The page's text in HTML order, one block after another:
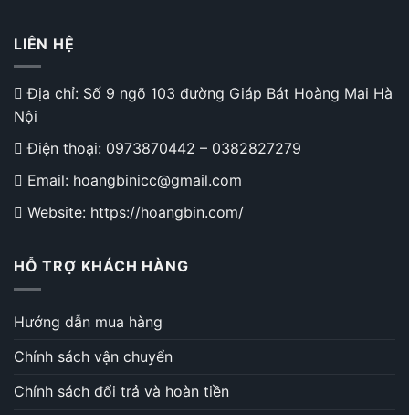
LIÊN HỆ
Địa chỉ: Số 9 ngõ 103 đường Giáp Bát Hoàng Mai Hà
Nội
Điện thoại: 0973870442 – 0382827279
Email: hoangbinicc@gmail.com
Website: https://hoangbin.com/
HỖ TRỢ KHÁCH HÀNG
Hướng dẫn mua hàng
Chính sách vận chuyển
Chính sách đổi trả và hoàn tiền